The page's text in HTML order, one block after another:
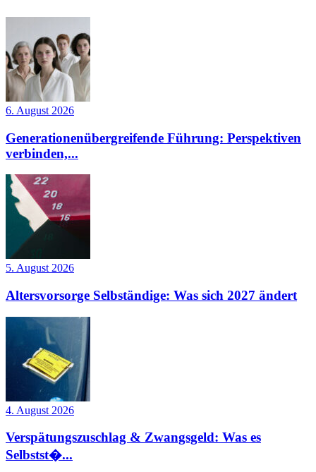
6. August 2026
Generationenübergreifende Führung: Perspektiven
verbinden,...
5. August 2026
Altersvorsorge Selbständige: Was sich 2027 ändert
4. August 2026
Verspätungszuschlag & Zwangsgeld: Was es
Selbstst�...